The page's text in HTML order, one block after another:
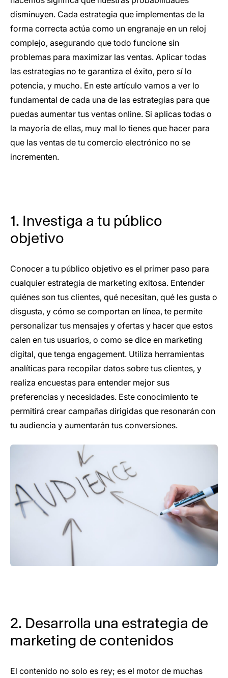
disminuyen. Cada estrategia que implementas de la
forma correcta actúa como un engranaje en un reloj
complejo, asegurando que todo funcione sin
problemas para maximizar las ventas. Aplicar todas
las estrategias no te garantiza el éxito, pero sí lo
potencia, y mucho. En este artículo vamos a ver lo
fundamental de cada una de las estrategias para que
puedas aumentar tus ventas online. Si aplicas todas o
la mayoría de ellas, muy mal lo tienes que hacer para
que las ventas de tu comercio electrónico no se
incrementen.
1. Investiga a tu público
objetivo
Conocer a tu público objetivo es el primer paso para
cualquier estrategia de marketing exitosa. Entender
quiénes son tus clientes, qué necesitan, qué les gusta o
disgusta, y cómo se comportan en línea, te permite
personalizar tus mensajes y ofertas y hacer que estos
calen en tus usuarios, o como se dice en marketing
digital, que tenga engagement. Utiliza herramientas
analíticas para recopilar datos sobre tus clientes, y
realiza encuestas para entender mejor sus
preferencias y necesidades. Este conocimiento te
permitirá crear campañas dirigidas que resonarán con
tu audiencia y aumentarán tus conversiones.
2. Desarrolla una estrategia de
marketing de contenidos
El contenido no solo es rey; es el motor de muchas